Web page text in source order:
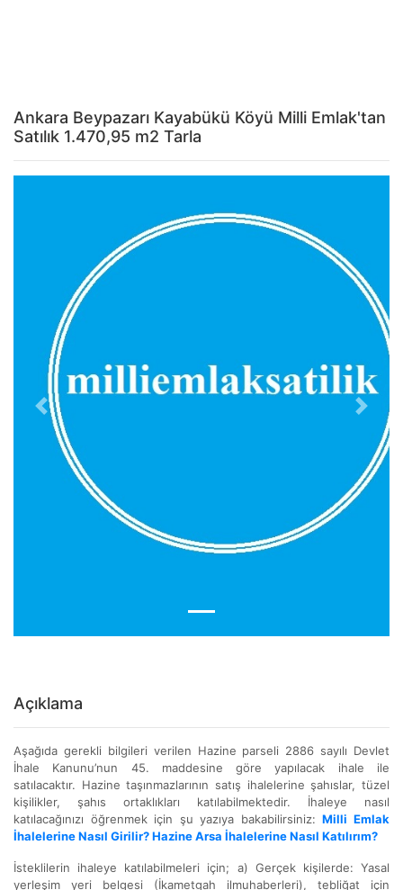
Ankara Beypazarı Kayabükü Köyü Milli Emlak'tan
Satılık 1.470,95 m2 Tarla
Previous Next
Açıklama
Aşağıda gerekli bilgileri verilen Hazine parseli 2886 sayılı Devlet
İhale Kanunu’nun 45. maddesine göre yapılacak ihale ile
satılacaktır. Hazine taşınmazlarının satış ihalelerine şahıslar, tüzel
kişilikler, şahıs ortaklıkları katılabilmektedir. İhaleye nasıl
katılacağınızı öğrenmek için şu yazıya bakabilirsiniz:Milli Emlak
İhalelerine Nasıl Girilir? Hazine Arsa İhalelerine Nasıl Katılırım?
İsteklilerin ihaleye katılabilmeleri için; a) Gerçek kişilerde: Yasal
yerleşim yeri belgesi (İkametgah ilmuhaberleri), tebliğat için